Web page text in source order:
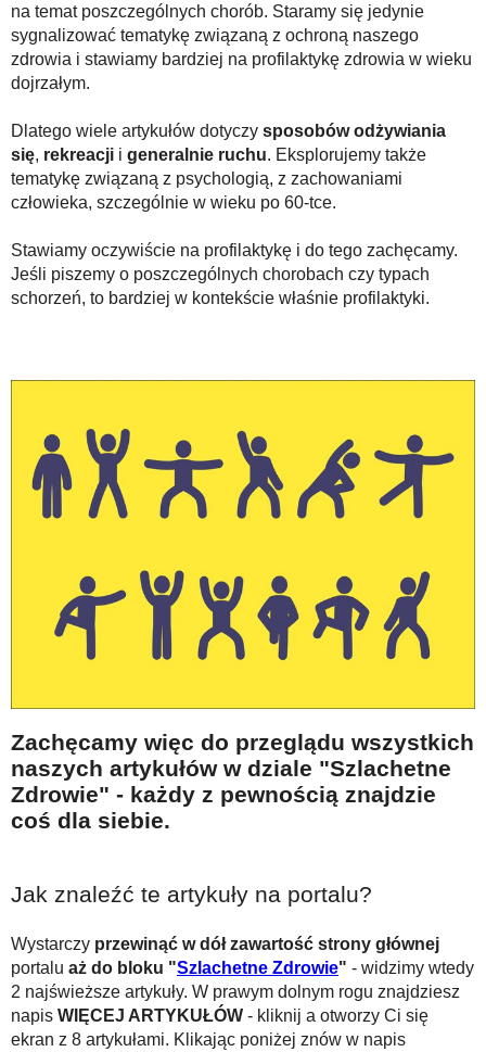
na temat poszczególnych chorób. Staramy się jedynie
sygnalizować tematykę związaną z ochroną naszego
zdrowia i stawiamy bardziej na profilaktykę zdrowia w wieku
dojrzałym.
Dlatego wiele artykułów dotyczy sposobów odżywiania
się, rekreacji i generalnie ruchu. Eksplorujemy także
tematykę związaną z psychologią, z zachowaniami
człowieka, szczególnie w wieku po 60-tce.
Stawiamy oczywiście na profilaktykę i do tego zachęcamy.
Jeśli piszemy o poszczególnych chorobach czy typach
schorzeń, to bardziej w kontekście właśnie profilaktyki.
Zachęcamy więc do przeglądu wszystkich
naszych artykułów w dziale "Szlachetne
Zdrowie" - każdy z pewnością znajdzie
coś dla siebie.
Jak znaleźć te artykuły na portalu?
Wystarczy przewinąć w dół zawartość strony głównej
portalu aż do bloku "Szlachetne Zdrowie" - widzimy wtedy
2 najświeższe artykuły. W prawym dolnym rogu znajdziesz
napis WIĘCEJ ARTYKUŁÓW - kliknij a otworzy Ci się
ekran z 8 artykułami. Klikając poniżej znów w napis